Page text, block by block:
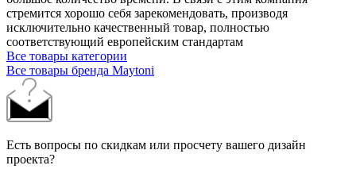
стремится хорошо себя зарекомендовать, производя
исключительно качественный товар, полностью
соответствующий европейским стандартам
Все товары категории
Все товары бренда Maytoni
Есть вопросы по скидкам или просчету вашего дизайн
проекта?